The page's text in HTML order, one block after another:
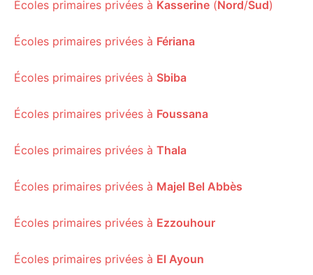
Écoles primaires privées à Kasserine (Nord/Sud)
Écoles primaires privées à Fériana
Écoles primaires privées à Sbiba
Écoles primaires privées à Foussana
Écoles primaires privées à Thala
Écoles primaires privées à Majel Bel Abbès
Écoles primaires privées à Ezzouhour
Écoles primaires privées à El Ayoun